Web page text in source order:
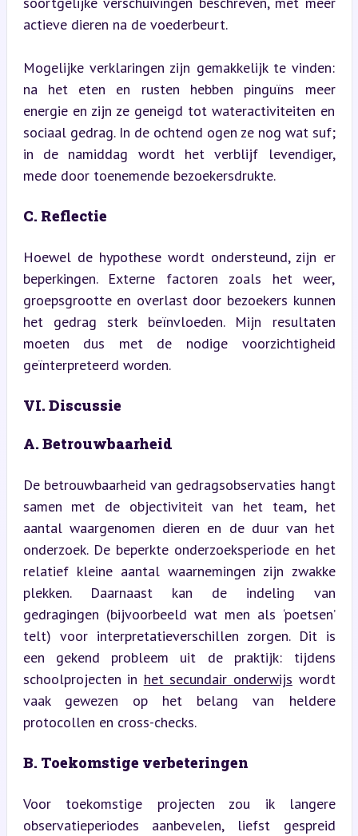
actieve dieren na de voederbeurt.
Mogelijke verklaringen zijn gemakkelijk te vinden:
na het eten en rusten hebben pinguïns meer
energie en zijn ze geneigd tot wateractiviteiten en
sociaal gedrag. In de ochtend ogen ze nog wat suf;
in de namiddag wordt het verblijf levendiger,
mede door toenemende bezoekersdrukte.
C. Reflectie
Hoewel de hypothese wordt ondersteund, zijn er
beperkingen. Externe factoren zoals het weer,
groepsgrootte en overlast door bezoekers kunnen
het gedrag sterk beïnvloeden. Mijn resultaten
moeten dus met de nodige voorzichtigheid
geïnterpreteerd worden.
VI. Discussie
A. Betrouwbaarheid
De betrouwbaarheid van gedragsobservaties hangt
samen met de objectiviteit van het team, het
aantal waargenomen dieren en de duur van het
onderzoek. De beperkte onderzoeksperiode en het
relatief kleine aantal waarnemingen zijn zwakke
plekken. Daarnaast kan de indeling van
gedragingen (bijvoorbeeld wat men als ‘poetsen’
telt) voor interpretatieverschillen zorgen. Dit is
een gekend probleem uit de praktijk: tijdens
schoolprojecten in het secundair onderwijs wordt
vaak gewezen op het belang van heldere
protocollen en cross-checks.
B. Toekomstige verbeteringen
Voor toekomstige projecten zou ik langere
observatieperiodes aanbevelen, liefst gespreid